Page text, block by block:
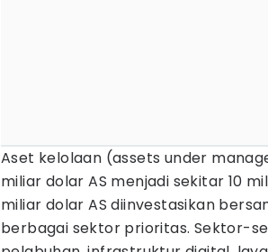
Aset kelolaan (assets under
miliar dolar AS menjadi sekitar 10
miliar dolar AS diinvestasikan
berbagai sektor prioritas. Sektor-